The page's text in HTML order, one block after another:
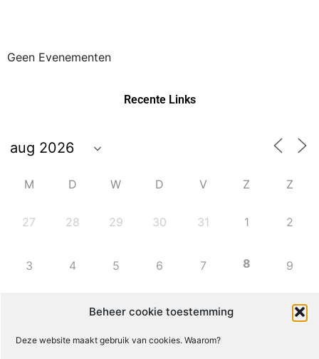
Beheer cookie toestemming
Deze website maakt gebruik van cookies. Waarom?
Geen Evenementen
Recente Links
M D W D V Z Z
27 28 29 30 31 1 2
3 4 5 6 7 8 9
12 13 14 16